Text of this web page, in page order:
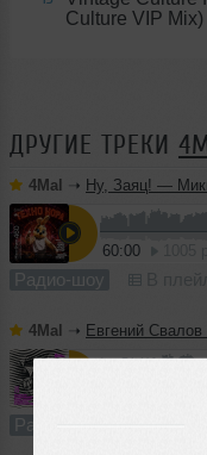
Culture VIP Mix)
ДРУГИЕ ТРЕКИ
4Mal ➝ Ну, Заяц! — Микшер Русской кибернетики 460 с
60:00
Радио-шоу
4Mal ➝ Евгений Свалов (4Mal), Александр
Радио-шоу В